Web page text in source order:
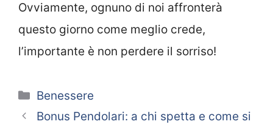
Ovviamente, ognuno di noi affronterà
questo giorno come meglio crede,
l’importante è non perdere il sorriso!
Categorie
Benessere
Bonus Pendolari: a chi spetta e come si